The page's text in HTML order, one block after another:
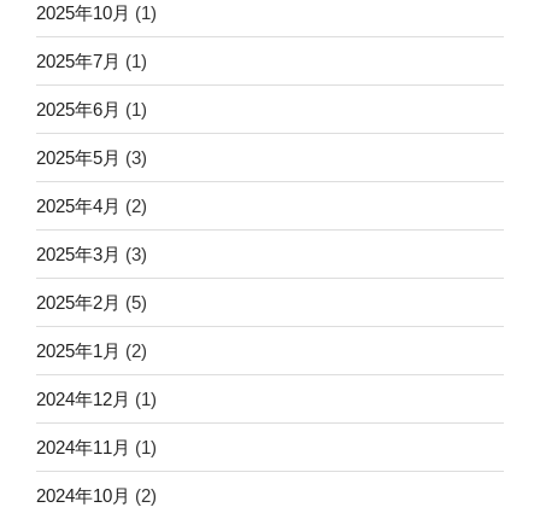
2025年10月 (1)
2025年7月 (1)
2025年6月 (1)
2025年5月 (3)
2025年4月 (2)
2025年3月 (3)
2025年2月 (5)
2025年1月 (2)
2024年12月 (1)
2024年11月 (1)
2024年10月 (2)